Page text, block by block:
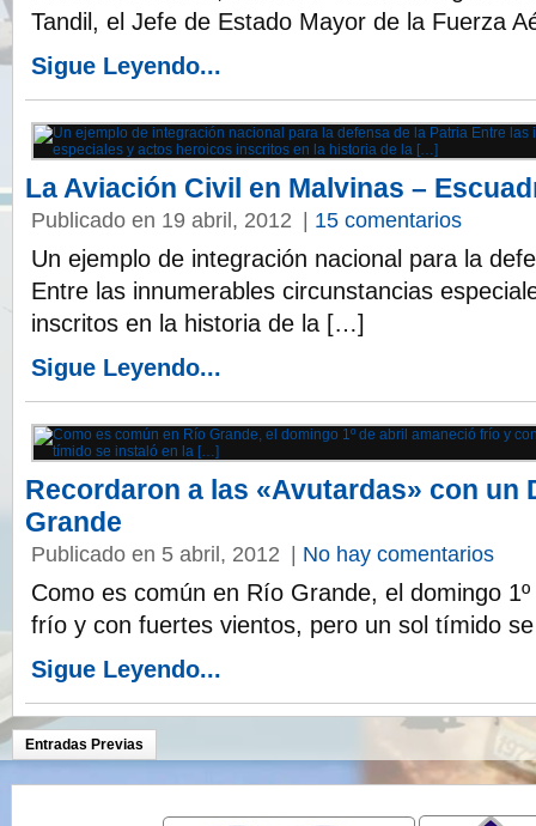
Tandil, el Jefe de Estado Mayor de la Fuerza
Sigue Leyendo...
La Aviación Civil en Malvinas –
Publicado en 19 abril, 2012 15 comentarios
Un ejemplo de integración nacional para la
Entre las innumerables circunstancias
inscritos en la historia de la […]
Sigue Leyendo...
Recordaron a las «Avutardas» con un
Grande
Publicado en 5 abril, 2012 No hay comentarios
Como es común en Río Grande, el domingo
frío y con fuertes vientos, pero un sol tímido
Sigue Leyendo...
Entradas Previas